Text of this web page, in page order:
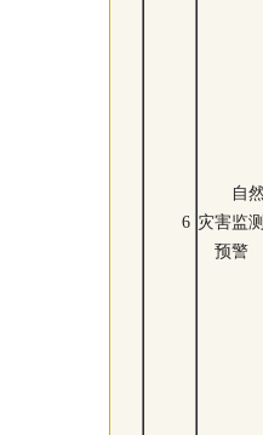
6
自然
灾害监测
预警